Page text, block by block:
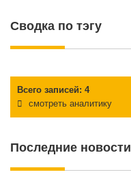
Сводка по тэгу
Всего записей: 4
смотреть аналитику
Последние новости